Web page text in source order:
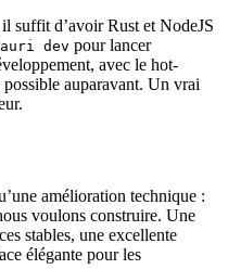
suffit d’avoir Rust et NodeJS
dev pour lancer
avec le hot-
auparavant. Un vrai
amélioration technique :
voulons construire. Une
stables, une excellente
élégante pour les